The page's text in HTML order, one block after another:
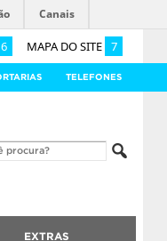
6 MAPA DO SITE 7
Canais
TELEFONES
EXTRAS